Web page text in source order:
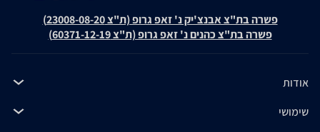
פשרה בת"צ אבנצ'יק נ' זאפ גרופ (ת"צ 23008-08-20)
פשרה בת"צ כהנים נ' זאפ גרופ (ת"צ 60371-12-19)
אודות
שימושי